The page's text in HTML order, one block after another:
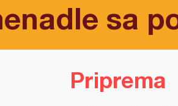
sa
Priprema